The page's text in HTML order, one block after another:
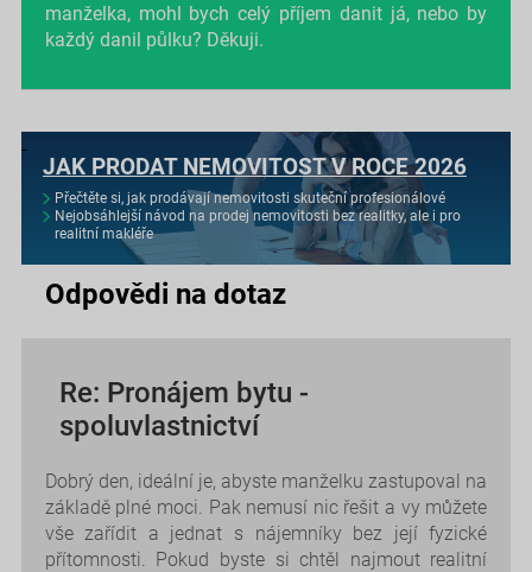
manželka, mohl bych celý příjem danit já, nebo by
každý danil půlku? Děkuji.
JAK PRODAT NEMOVITOST V ROCE 2026
Přečtěte si, jak prodávají nemovitosti skuteční profesionálové
Nejobsáhlejší návod na prodej nemovitosti bez realitky, ale i pro
realitní makléře
Odpovědi na dotaz
Re: Pronájem bytu -
spoluvlastnictví
Dobrý den, ideální je, abyste manželku zastupoval na
základě plné moci. Pak nemusí nic řešit a vy můžete
vše zařídit a jednat s nájemníky bez její fyzické
přítomnosti. Pokud byste si chtěl najmout realitní